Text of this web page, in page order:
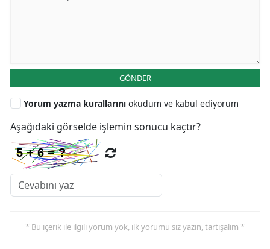
GÖNDER
Yorum yazma kurallarını okudum ve kabul ediyorum
Aşağıdaki görselde işlemin sonucu kaçtır?
* Bu içerik ile ilgili yorum yok, ilk yorumu siz yazın, tartışalım *